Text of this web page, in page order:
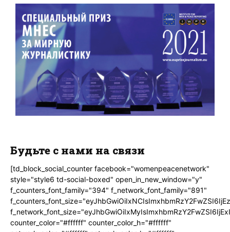
Будьте с нами на связи
[td_block_social_counter facebook="womenpeacenetwork"
style="style6 td-social-boxed" open_in_new_window="y"
f_counters_font_family="394" f_network_font_family="891"
counter_color="#ffffff" counter_color_h="#ffffff"